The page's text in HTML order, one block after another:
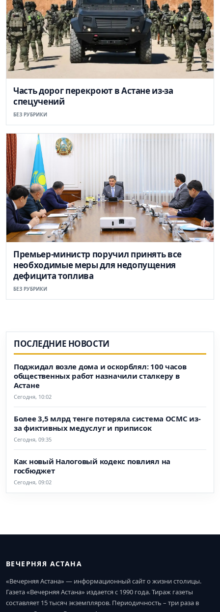
Часть дорог перекроют в Астане из-за
спецучений
БЕЗ РУБРИКИ
Премьер-министр поручил принять все
необходимые меры для недопущения
дефицита топлива
БЕЗ РУБРИКИ
ПОСЛЕДНИЕ НОВОСТИ
Поджидал возле дома и оскорблял: 100 часов
общественных работ назначили сталкеру в
Астане
Сегодня, 10:02
Более 3,5 млрд тенге потеряла система ОСМС из-
за фиктивных медуслуг и приписок
Сегодня, 09:35
Как новый Налоговый кодекс повлиял на
госбюджет
Сегодня, 09:02
ВЕЧЕРНЯЯ АСТАНА
«Вечерняя Астана» — информационный сайт о жизни столицы.
Газета «Вечерняя Астана» издается с 1990 года. Тираж газеты
составляет 15 тысяч экземпляров. Периодичность – три раза в